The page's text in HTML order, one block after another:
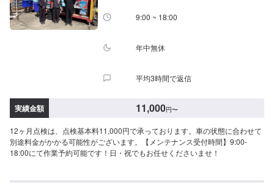
9:00 ~ 18:00
年中無休
平均3時間で返信
実績金額 11,000円〜
12ヶ月点検は、点検基本料11,000円で承っております。車の状態に合わせて
別途料金がかかる可能性がございます。【メンテナンス受付時間】9:00-
18:00にて作業予約可能です！日・祝でもお任せくださいませ！